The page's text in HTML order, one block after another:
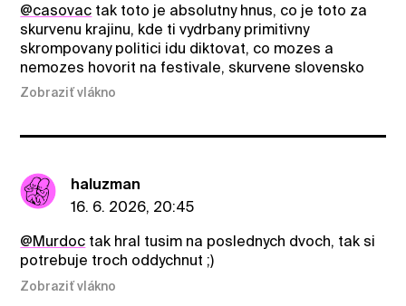
@casovac tak toto je absolutny hnus, co je toto za
skurvenu krajinu, kde ti vydrbany primitivny
skrompovany politici idu diktovat, co mozes a
nemozes hovorit na festivale, skurvene slovensko
Zobraziť vlákno
haluzman
16. 6. 2026, 20:45
@Murdoc tak hral tusim na poslednych dvoch, tak si
potrebuje troch oddychnut ;)
Zobraziť vlákno